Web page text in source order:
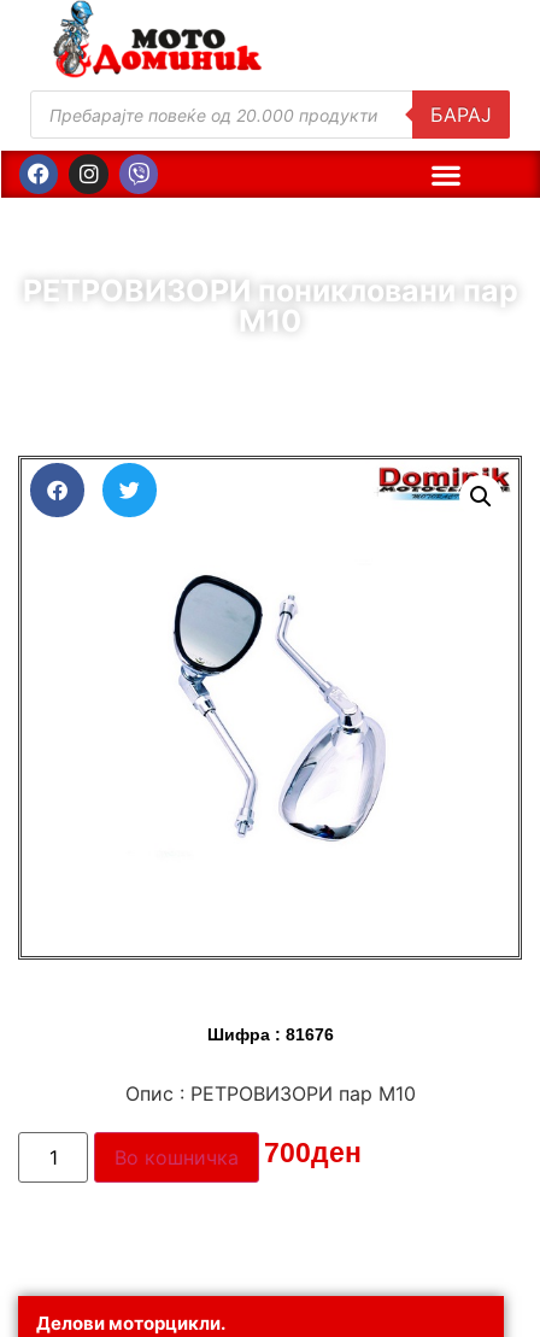
БАРАЈ
РЕТРОВИЗОРИ поникловани пар
М10
Делови моторцикли.
Шифра : 81676
Опис : РЕТРОВИЗОРИ пар М10
Цена: 700ден
Во кошничка